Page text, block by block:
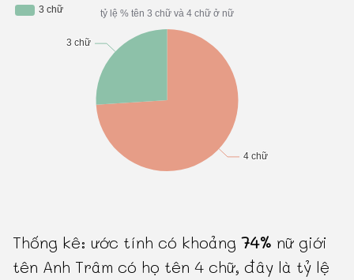
Thống kê: ước tính có khoảng74% nữ giới
tên Anh Trâm có họ tên 4 chữ, đây là tỷ lệ